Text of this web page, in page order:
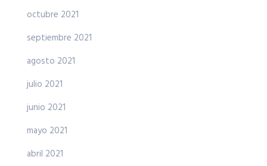
octubre 2021
septiembre 2021
agosto 2021
julio 2021
junio 2021
mayo 2021
abril 2021